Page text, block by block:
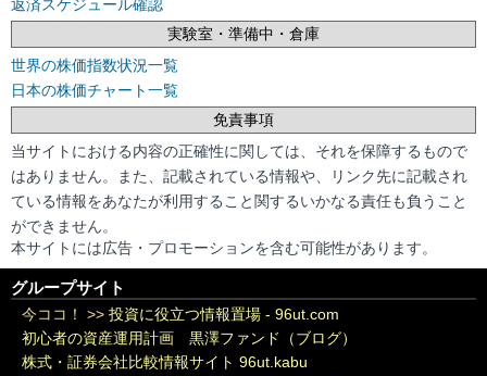
返済スケジュール確認
実験室・準備中・倉庫
世界の株価指数状況一覧
日本の株価チャート一覧
免責事項
当サイトにおける内容の正確性に関しては、それを保障するもので
はありません。また、記載されている情報や、リンク先に記載され
ている情報をあなたが利用すること関するいかなる責任も負うこと
ができません。
本サイトには広告・プロモーションを含む可能性があります。
グループサイト
今ココ！ >> 投資に役立つ情報置場 - 96ut.com
初心者の資産運用計画 黒澤ファンド（ブログ）
株式・証券会社比較情報サイト 96ut.kabu